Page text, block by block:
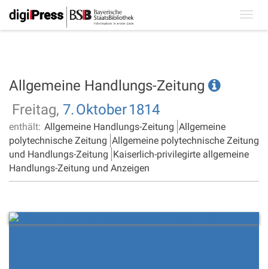
Allgemeine Handlungs-Zeitung
Freitag, 7.Oktober1814
enthält: Allgemeine Handlungs-Zeitung Allgemeine
polytechnische Zeitung Allgemeine polytechnische Zeitung
und Handlungs-Zeitung Kaiserlich-privilegirte allgemeine
Handlungs-Zeitung und Anzeigen